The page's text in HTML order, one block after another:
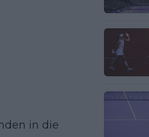
in die